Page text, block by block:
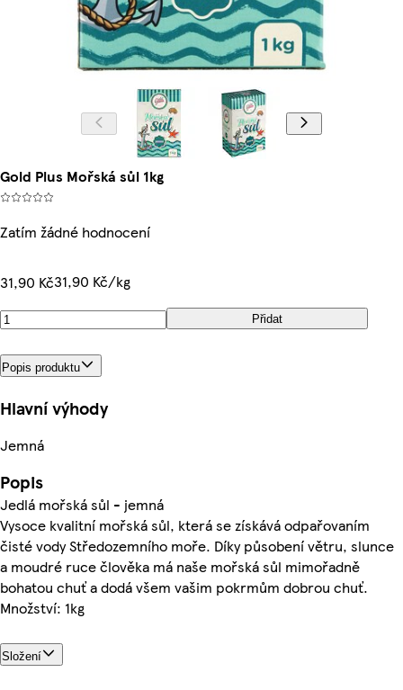
Gold Plus Mořská sůl 1kg
Zatím žádné hodnocení
31,90 Kč31,90 Kč/kg
Přidat
Popis produktu
Hlavní výhody
Jemná
Popis
Jedlá mořská sůl - jemná
Vysoce kvalitní mořská sůl, která se získává odpařovaním
čisté vody Středozemního moře. Díky působení větru, slunce
a moudré ruce člověka má naše mořská sůl mimořadně
bohatou chuť a dodá všem vašim pokrmům dobrou chuť.
Množství: 1kg
Složení